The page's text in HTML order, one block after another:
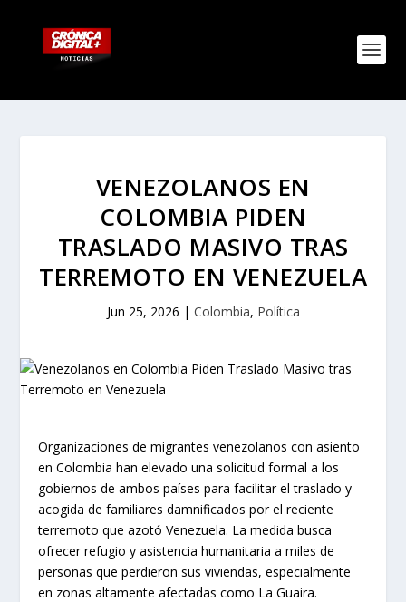
VENEZOLANOS EN
COLOMBIA PIDEN
TRASLADO MASIVO TRAS
TERREMOTO EN VENEZUELA
Jun 25, 2026 | Colombia, Política
Organizaciones de migrantes venezolanos con asiento
en Colombia han elevado una solicitud formal a los
gobiernos de ambos países para facilitar el traslado y
acogida de familiares damnificados por el reciente
terremoto que azotó Venezuela. La medida busca
ofrecer refugio y asistencia humanitaria a miles de
personas que perdieron sus viviendas, especialmente
en zonas altamente afectadas como La Guaira.